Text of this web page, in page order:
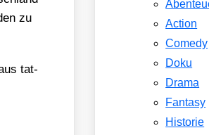
zu
tat­
Action
Comedy
Doku
Drama
Fantasy
Historie